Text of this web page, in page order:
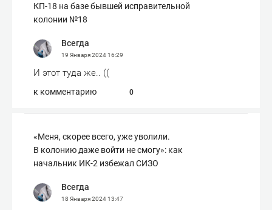
КП-18 на базе бывшей исправительной
колонии №18
Всегда
19 Января 202416:29
И этот туда же.. ((
к комментарию 0
«Меня, скорее всего, уже уволили.
В колонию даже войти не смогу»: как
начальник ИК-2 избежал СИЗО
Всегда
18 Января 202413:47